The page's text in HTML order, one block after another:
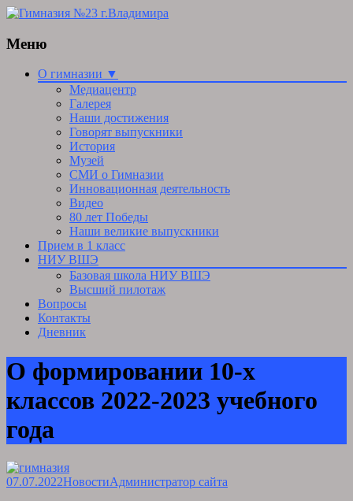
Меню
Skip
О гимназии ▼
Медиацентр
Галерея
Наши достижения
Говорят выпускники
История
Музей
СМИ о Гимназии
Инновационная деятельность
Видео
80 лет Победы
Наши великие выпускники
Прием в 1 класс
НИУ ВШЭ
Базовая школа НИУ ВШЭ
Высший пилотаж
Вопросы
Контакты
Дневник
О формировании 10-х
классов 2022-2023 учебного
года
07.07.2022НовостиАдминистратор сайта